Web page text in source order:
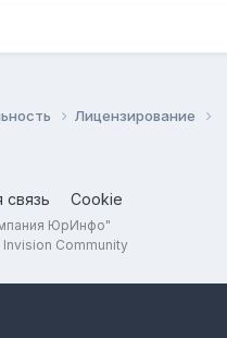
Лицензирование
связь Cookie
ЮрИнфо"
Community